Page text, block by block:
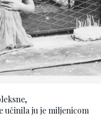
učinila ju je miljenicom